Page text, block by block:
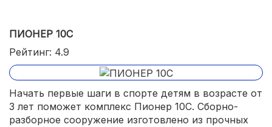
ПИОНЕР 10С
Рейтинг: 4.9
Начать первые шаги в спорте детям в возрасте от
3 лет поможет комплекс Пионер 10С. Сборно-
разборное сооружение изготовлено из прочных